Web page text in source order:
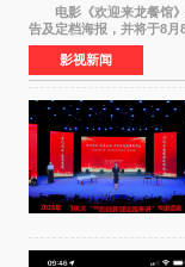
电影《欢迎来龙餐馆》
告及定档海报，并将于8
食大片，影片讲述的是中
影视新闻